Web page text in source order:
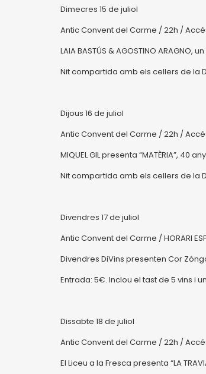
Dimecres 15 de juliol
Antic Convent del Carme / 22h /
LAIA BASTÚS & AGOSTINO
Nit compartida amb els cellers de la
Dijous 16 de juliol
Antic Convent del Carme / 22h /
MIQUEL GIL presenta “MATÈRIA”, 40
Nit compartida amb els cellers de la
Divendres 17 de juliol
Antic Convent del Carme / HORARI
Divendres DiVins presenten Cor
Entrada: 5€. Inclou el tast de 5 vins i
Dissabte 18 de juliol
Antic Convent del Carme / 22h /
El Liceu a la Fresca presenta “LA